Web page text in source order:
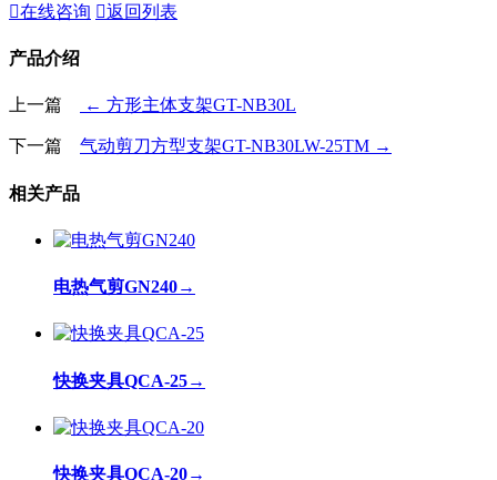
在线咨询 返回列表
产品介绍
上一篇 ← 方形主体支架GT-NB30L
下一篇 气动剪刀方型支架GT-NB30LW-25TM →
相关产品
电热气剪GN240→
快换夹具QCA-25→
快换夹具QCA-20→